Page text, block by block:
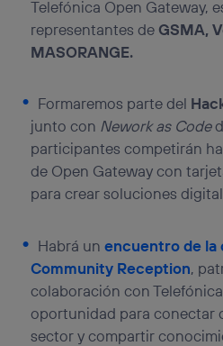
Telefónica Open Gateway,
representantes de GSMA,
MASORANGE.
Formaremos parte del
junto con Nework as Code
participantes competirán
de Open Gateway con
para crear soluciones
Habrá un encuentro de la
Community Reception,
colaboración con
oportunidad para conectar
sector y compartir